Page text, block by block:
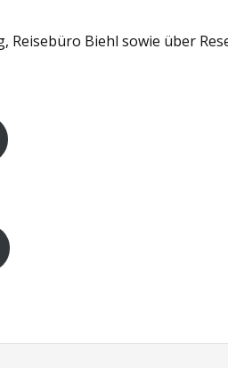
Reisebüro Biehl sowie über